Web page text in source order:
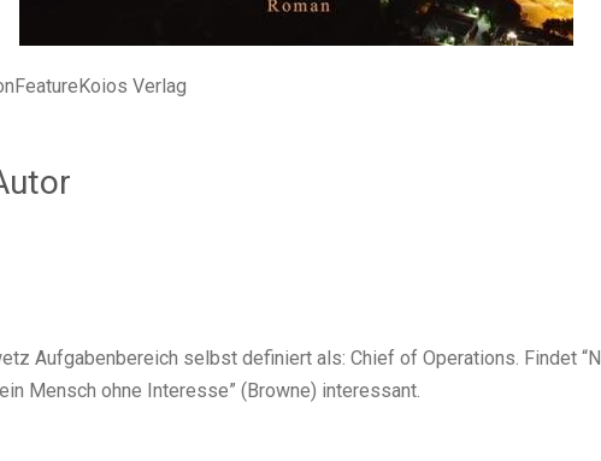
Verlag
Aufgabenbereich selbst definiert als: Chief of Operations. Findet
Mensch ohne Interesse” (Browne) interessant.